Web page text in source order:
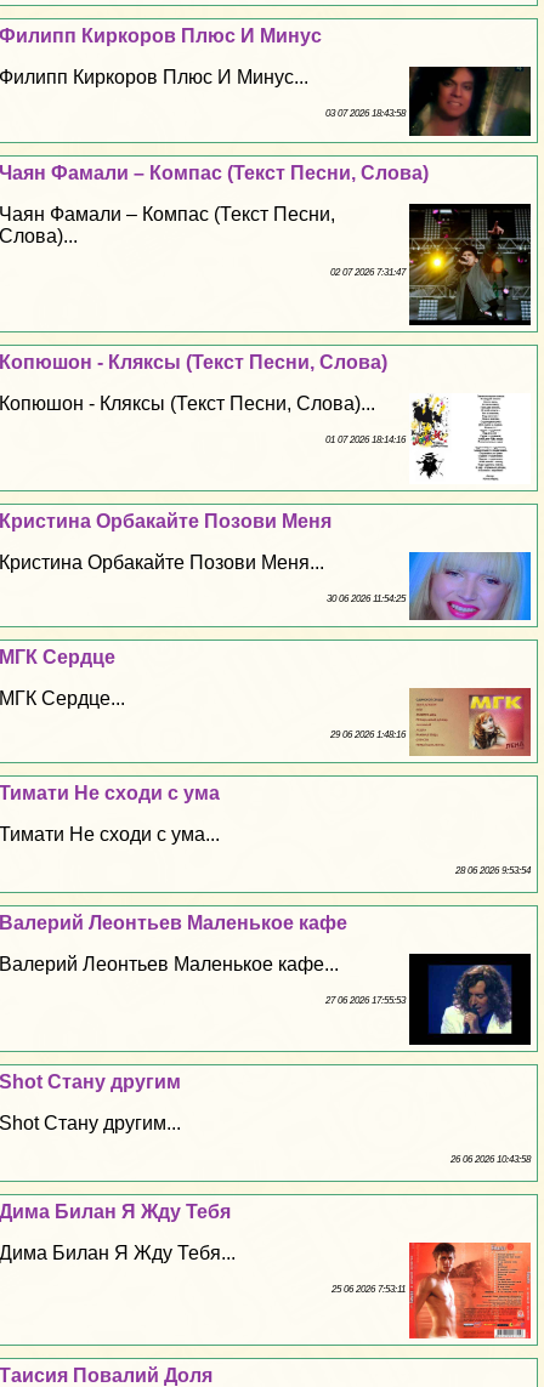
Филипп Киркоров Плюс И Минус
Филипп Киркоров Плюс И Минус...
03 07 2026 18:43:58
Чаян Фамали – Компас (Текст Песни, Слова)
Чаян Фамали – Компас (Текст Песни,
Слова)...
02 07 2026 7:31:47
Копюшон - Кляксы (Текст Песни, Слова)
Копюшон - Кляксы (Текст Песни, Слова)...
01 07 2026 18:14:16
Кристина Орбакайте Позови Меня
Кристина Орбакайте Позови Меня...
30 06 2026 11:54:25
МГК Сердце
МГК Сердце...
29 06 2026 1:48:16
Тимати Не сходи с ума
Тимати Не сходи с ума...
28 06 2026 9:53:54
Валерий Леонтьев Маленькое кафе
Валерий Леонтьев Маленькое кафе...
27 06 2026 17:55:53
Shot Стану другим
Shot Стану другим...
26 06 2026 10:43:58
Дима Билан Я Жду Тебя
Дима Билан Я Жду Тебя...
25 06 2026 7:53:11
Таисия Повалий Доля